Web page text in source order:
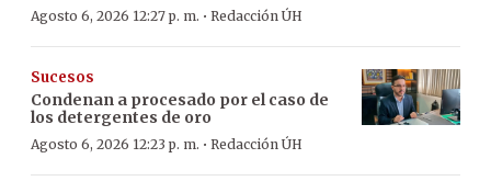
Agosto 6, 2026 12:27 p. m. · Redacción ÚH
Sucesos
Condenan a procesado por el caso de
los detergentes de oro
Agosto 6, 2026 12:23 p. m. · Redacción ÚH